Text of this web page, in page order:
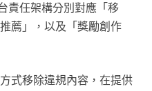
責任架構分別對應「移
薦」，以及「獎勵創作
式移除違規內容，在提供